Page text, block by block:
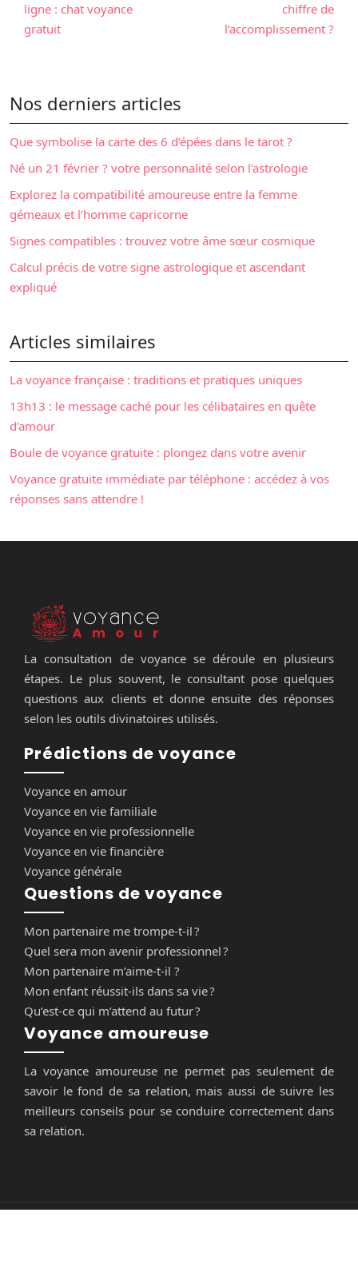
ligne : chat voyance
gratuit
chiffre de
l’accomplissement ?
Nos derniers articles
Que symbolise la carte des 6 d’épées dans le tarot ?
Né un 21 février ? votre personnalité selon l’astrologie
Explorez la compatibilité amoureuse entre la femme
gémeaux et l’homme capricorne
Signes compatibles : trouvez votre âme sœur cosmique
Calcul précis de votre signe astrologique et ascendant
expliqué
Articles similaires
La voyance française : traditions et pratiques uniques
13h13 : le message caché pour les célibataires en quête
d’amour
Boule de voyance gratuite : plongez dans votre avenir
Voyance gratuite immédiate par téléphone : accédez à vos
réponses sans attendre !
La consultation de voyance se déroule en plusieurs
étapes. Le plus souvent, le consultant pose quelques
questions aux clients et donne ensuite des réponses
selon les outils divinatoires utilisés.
Prédictions de voyance
Voyance en amour
Voyance en vie familiale
Voyance en vie professionnelle
Voyance en vie financière
Voyance générale
Questions de voyance
Mon partenaire me trompe-t-il ?
Quel sera mon avenir professionnel ?
Mon partenaire m’aime-t-il ?
Mon enfant réussit-ils dans sa vie ?
Qu’est-ce qui m’attend au futur ?
Voyance amoureuse
La voyance amoureuse ne permet pas seulement de
savoir le fond de sa relation, mais aussi de suivre les
meilleurs conseils pour se conduire correctement dans
sa relation.